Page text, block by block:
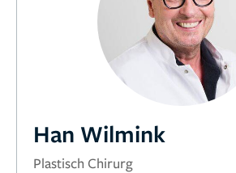
Han Wilmink
Plastisch Chirurg